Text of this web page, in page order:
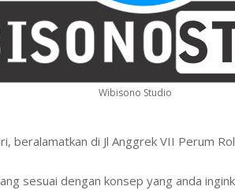
Wibisono Studio
beralamatkan di Jl Anggrek VII Perum
sesuai dengan konsep yang anda